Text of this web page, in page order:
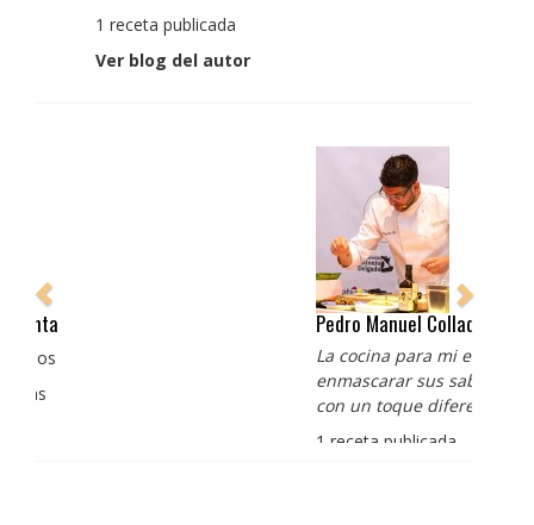
1 receta publicada
Ver blog del autor
Pedro Manuel Collado Cruz
La cocina para mi es producto bien tratado sin
enmascarar sus sabores, cocina de verdad de antaño
con un toque diferente